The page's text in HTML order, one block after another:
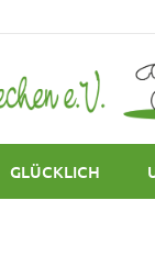
GLÜCKLICH